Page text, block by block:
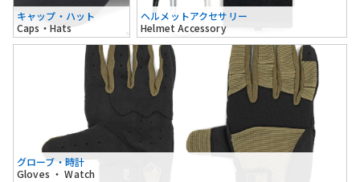
キャップ・ハット
Caps・Hats
ヘルメットアクセサリー
Helmet Accessory
グローブ・時計
Gloves ・ Watch